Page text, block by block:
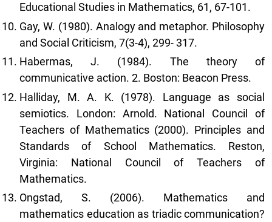
Educational Studies in Mathematics, 61, 67-101.
Gay, W. (1980). Analogy and metaphor. Philosophy
and Social Criticism, 7(3-4), 299- 317.
Habermas, J. (1984). The theory of
communicative action. 2. Boston: Beacon Press.
Halliday, M. A. K. (1978). Language as social
semiotics. London: Arnold. National Council of
Teachers of Mathematics (2000). Principles and
Standards of School Mathematics. Reston,
Virginia: National Council of Teachers of
Mathematics.
Ongstad, S. (2006). Mathematics and
mathematics education as triadic communication?